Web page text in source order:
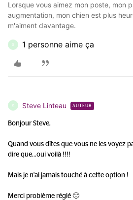
Lorsque vous aimez mon poste, mon
augmentation, mon chien est plus
m'aiment davantage.
S 1 personne aime ça
S Steve Linteau AUTEUR
Bonjour Steve,
Quand vous dîtes que vous ne les voyez
dire que...oui voilà !!!!
Mais je n'ai jamais touché à cette option !
Merci problème réglé 🙂